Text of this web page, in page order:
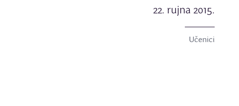
22. rujna 2015.
Učenici